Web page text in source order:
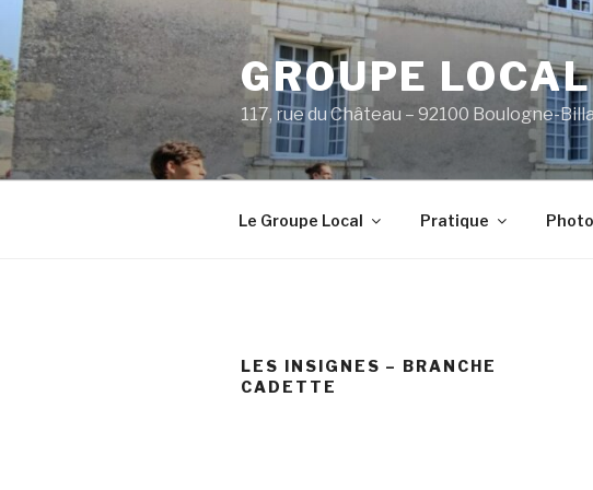
Aller
contenu
principal
GROUPE
117, rue du Château – 92100 Boulogne-
Le Groupe Local Pratique
LES INSIGNES – BRANCHE
CADETTE